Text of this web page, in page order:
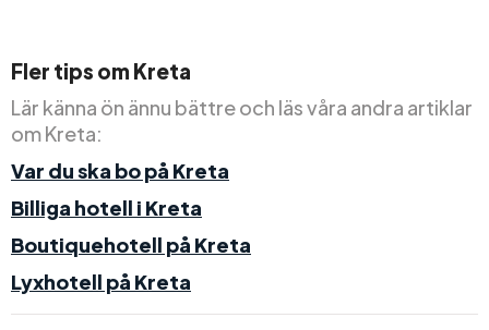
Fler tips om Kreta
Lär känna ön ännu bättre och läs våra andra artiklar
om Kreta:
Var du ska bo på Kreta
Billiga hotell i Kreta
Boutiquehotell på Kreta
Lyxhotell på Kreta